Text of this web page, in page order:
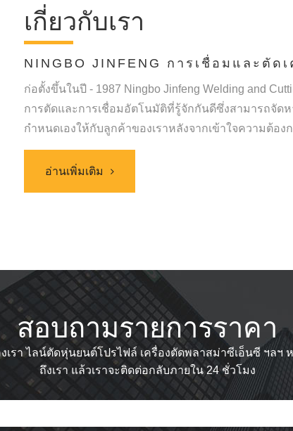
เกี่ยวกับเรา
NINGBO JINFENG การเชื่อมและตัด
ก่อตั้งขึ้นในปี - 1987 Ningbo Jinfeng Welding and
การตัดและการเชื่อมอัตโนมัติที่รู้จักกันดีซึ่งสามารถจัด
กำหนดเองให้กับลูกค้าของเราหลังจากเข้าใจความต้อ
เครื่องตัดจีน,เส้นตัดหุ่นยนต์โปรไฟล์
และนวัตกรรมที่มุ่งเน้นลูกค้ามานานกว่า 30 ปี Jinfeng
อ่านเพิ่มเติม
สอบถามรายการราคา
เรา ไลน์ตัดหุ่นยนต์โปรไฟล์ เครื่องตัดพลาสม่าซีเอ็นซี ฯลฯ
ถึงเรา แล้วเราจะติดต่อกลับภายใน 24 ชั่วโมง